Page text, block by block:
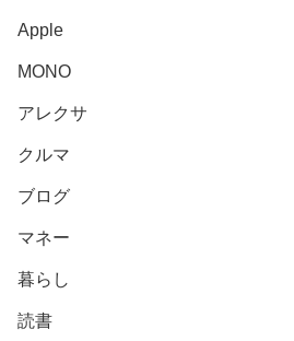
Apple
MONO
アレクサ
クルマ
ブログ
マネー
暮らし
読書